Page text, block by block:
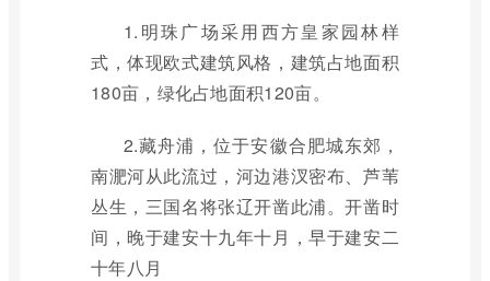
1.明珠广场采用西方皇家园林样
式，体现欧式建筑风格，建筑占地面积
180亩，绿化占地面积120亩。
2.藏舟浦，位于安徽合肥城东郊，
南淝河从此流过，河边港汊密布、芦苇
丛生，三国名将张辽开凿此浦。开凿时
间，晚于建安十九年十月，早于建安二
十年八月